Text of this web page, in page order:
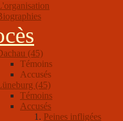
(45)
Témoins
Accusés
(45)
Témoins
Accusés
Peines infligées